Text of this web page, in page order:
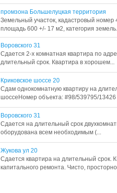
промзона Большелуцкая территория
Земельный участок, кадастровый номер
площадь 600 +/- 17 м2, категория
Воровского 31
Сдается 2-х комнатная квартира по
длительный срок. Квартира в хорошем...
Криковское шоссе 20
Сдам однокомнатную квартиру на
шоссеНомер объекта: #98/539795/13426
Воровского 31
Сдается на длительный срок
оборудована всем необходимым (...
Жукова ул 20
Сдается квартира на длительный срок.
капитального ремонта. Чисто,